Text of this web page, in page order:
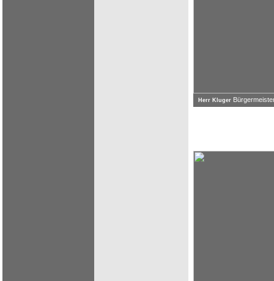
Herr Kluger